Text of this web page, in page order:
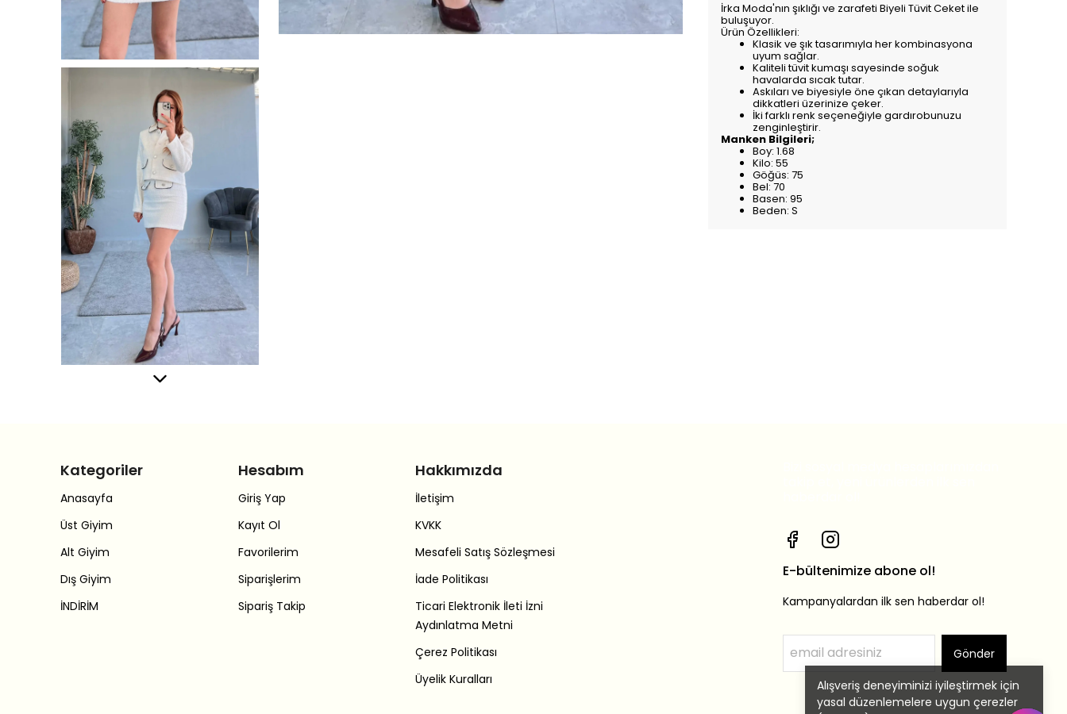
Alışveriş deneyiminizi iyileştirmek için
yasal düzenlemelere uygun çerezler
İrka Moda'nın şıklığı ve zarafeti Biyeli Tüvit Ceket ile
buluşuyor.
Ürün Özellikleri:
Klasik ve şık tasarımıyla her kombinasyona
uyum sağlar.
Kaliteli tüvit kumaşı sayesinde soğuk
havalarda sıcak tutar.
Askıları ve biyesiyle öne çıkan detaylarıyla
dikkatleri üzerinize çeker.
İki farklı renk seçeneğiyle gardırobunuzu
zenginleştirir.
Manken Bilgileri;
Boy: 1.68
Kilo: 55
Göğüs: 75
Bel: 70
Basen: 95
Beden: S
Kategoriler
Anasayfa
Üst Giyim
Alt Giyim
Dış Giyim
İNDİRİM
Hesabım
Giriş Yap
Kayıt Ol
Favorilerim
Siparişlerim
Sipariş Takip
Hakkımızda
İletişim
KVKK
Mesafeli Satış Sözleşmesi
İade Politikası
Ticari Elektronik İleti İzni
Aydınlatma Metni
Çerez Politikası
Üyelik Kuralları
E-bültenimize abone ol!
Kampanyalardan ilk sen haberdar ol!
Gönder